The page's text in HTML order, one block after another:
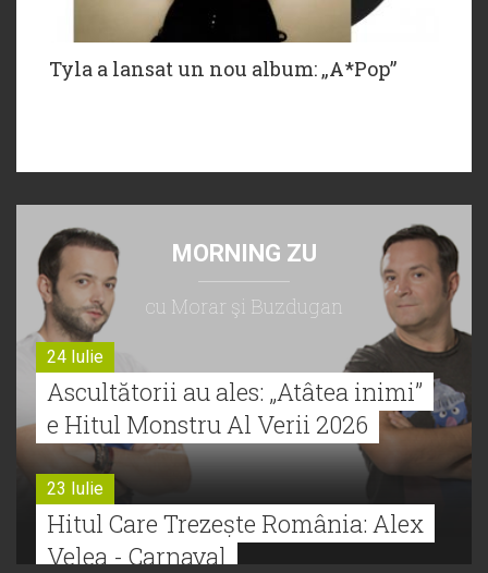
Tyla a lansat un nou album: „A*Pop”
MORNING ZU
cu Morar şi Buzdugan
24 Iulie
Ascultătorii au ales: „Atâtea inimi”
e Hitul Monstru Al Verii 2026
23 Iulie
Hitul Care Trezește România: Alex
Velea - Carnaval